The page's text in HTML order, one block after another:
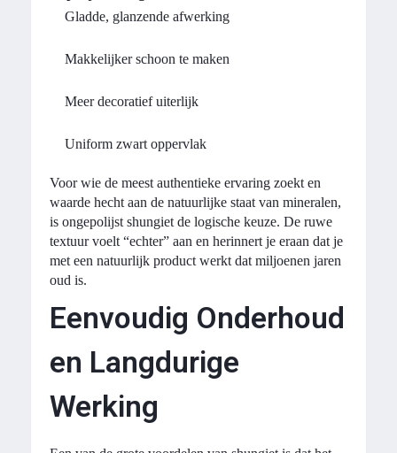
Gladde, glanzende afwerking
Makkelijker schoon te maken
Meer decoratief uiterlijk
Uniform zwart oppervlak
Voor wie de meest authentieke ervaring zoekt en
waarde hecht aan de natuurlijke staat van mineralen,
is ongepolijst shungiet de logische keuze. De ruwe
textuur voelt “echter” aan en herinnert je eraan dat je
met een natuurlijk product werkt dat miljoenen jaren
oud is.
Eenvoudig Onderhoud
en Langdurige
Werking